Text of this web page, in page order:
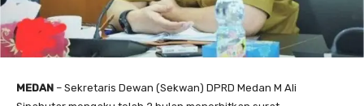
MEDAN – Sekretaris Dewan (Sekwan) DPRD Medan M Ali